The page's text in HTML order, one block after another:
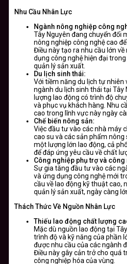
Nhu Cầu Nhân Lực
Ngành nông nghiệp công
Tây Nguyên đang chuyển đổi
nông nghiệp công nghệ cao
Điều này tạo ra nhu cầu lớn
dụng công nghệ hiện đại
quản lý sản xuất.
Du lịch sinh thái:
Với tiềm năng du lịch tự nhiên
ngành du lịch sinh thái tại
lượng lao động có trình độ
và phục vụ khách hàng. Nhu
cao trong lĩnh vực này ngày
Chế biến nông sản:
Việc đầu tư vào các nhà máy
cao su và các sản phẩm nông
một lượng lớn lao động, cả
để đáp ứng yêu cầu về chất
Công nghiệp phụ trợ và công
Sự gia tăng đầu tư vào các
và ứng dụng công nghệ mới
cầu về lao động kỹ thuật cao,
quản lý sản xuất, ngày càng
Thách Thức Về Nguồn Nhân Lực
Thiếu lao động chất lượng
Mặc dù nguồn lao động tại
trình độ và kỹ năng của phần
được nhu cầu của các ngành
Điều này gây cản trở cho quá
công nghiệp hóa của vùng.